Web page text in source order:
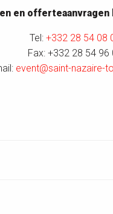
en offerteaanvragen
Tel: +332 28 54 08
Fax: +332 28 54 96
event@saint-nazaire-